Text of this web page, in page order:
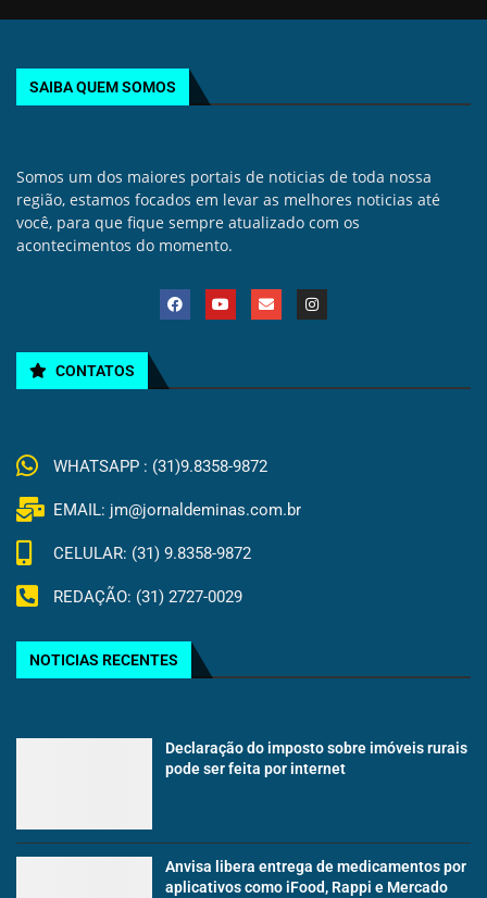
SAIBA QUEM SOMOS
Somos um dos maiores portais de noticias de toda nossa
região, estamos focados em levar as melhores noticias até
você, para que fique sempre atualizado com os
acontecimentos do momento.
CONTATOS
WHATSAPP : (31)9.8358-9872
EMAIL: jm@jornaldeminas.com.br
CELULAR: (31) 9.8358-9872
REDAÇÃO: (31) 2727-0029
NOTICIAS RECENTES
Declaração do imposto sobre imóveis rurais
pode ser feita por internet
Anvisa libera entrega de medicamentos por
aplicativos como iFood, Rappi e Mercado